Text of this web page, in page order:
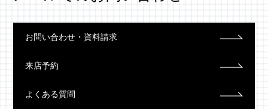
お問い合わせ・資料請求
来店予約
よくある質問